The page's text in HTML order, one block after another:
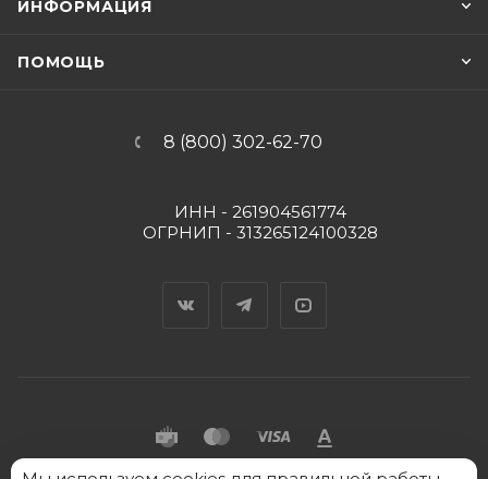
ИНФОРМАЦИЯ
ПОМОЩЬ
8 (800) 302-62-70
ИНН - 261904561774
ОГРНИП - 313265124100328